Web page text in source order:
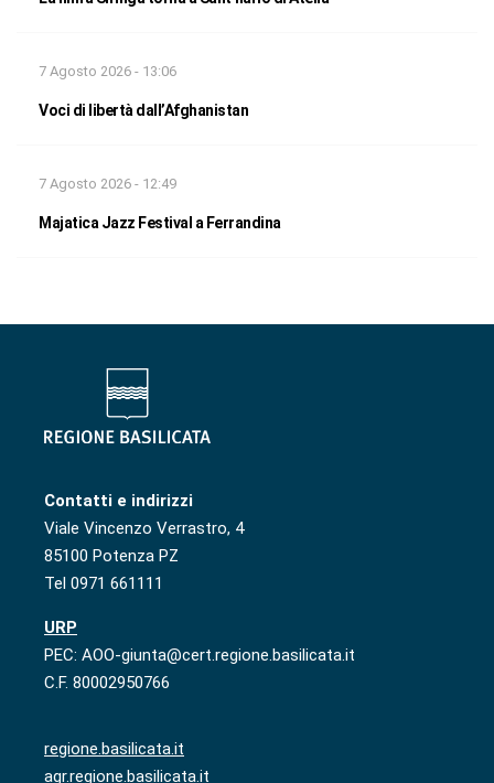
7 Agosto 2026 - 13:06
Voci di libertà dall’Afghanistan
7 Agosto 2026 - 12:49
Majatica Jazz Festival a Ferrandina
Contatti e indirizzi
Viale Vincenzo Verrastro, 4
85100 Potenza PZ
Tel 0971 661111
URP
PEC: AOO-giunta@cert.regione.basilicata.it
C.F. 80002950766
regione.basilicata.it
agr.regione.basilicata.it